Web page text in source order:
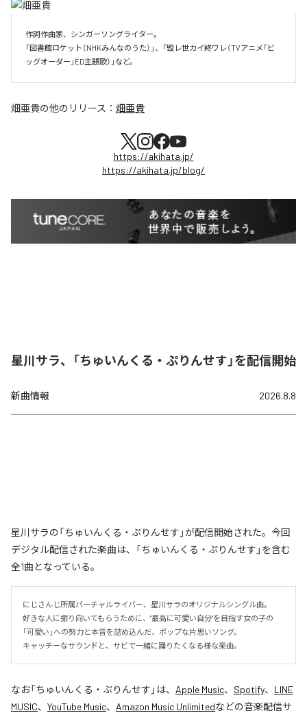
作詞作曲家、シンガーソングライター。
「図書館ロケット（NHKみんなのうた）」、「毀レ世カイ終ワレ（TVアニメ「ビ
ッグオーダー」ED主題歌）」など。
畑亜貴の他のリリース： 畑亜貴
https://akihata.jp/
https://akihata.jp/blog/
星川サラ、「ちゅいんくる・ぷりんせす」を配信開始
新曲情報 2026.8.8
星川サラの「ちゅいんくる・ぷりんせす」が配信開始された。今回
デジタル配信された楽曲は、「ちゅいんくる・ぷりんせす」を含む
全1曲となっている。
にじさんじ所属バーチャルライバー、星川サラのオリジナルシングル曲。
好きな人に振り向いてもらうために、"最高に可愛い自分"を目指す女の子の
「可愛い」への努力と本音を詰め込んだ、ポップな片思いソング。
キャッチーなサウンドと、サビで一緒に踊りたくなる様な楽曲。
なお「ちゅいんくる・ぷりんせす 」は、 Apple Music、 Spotify、 LINE
MUSIC、 YouTube Music、 Amazon Music Unlimitedなどの音楽配信サ